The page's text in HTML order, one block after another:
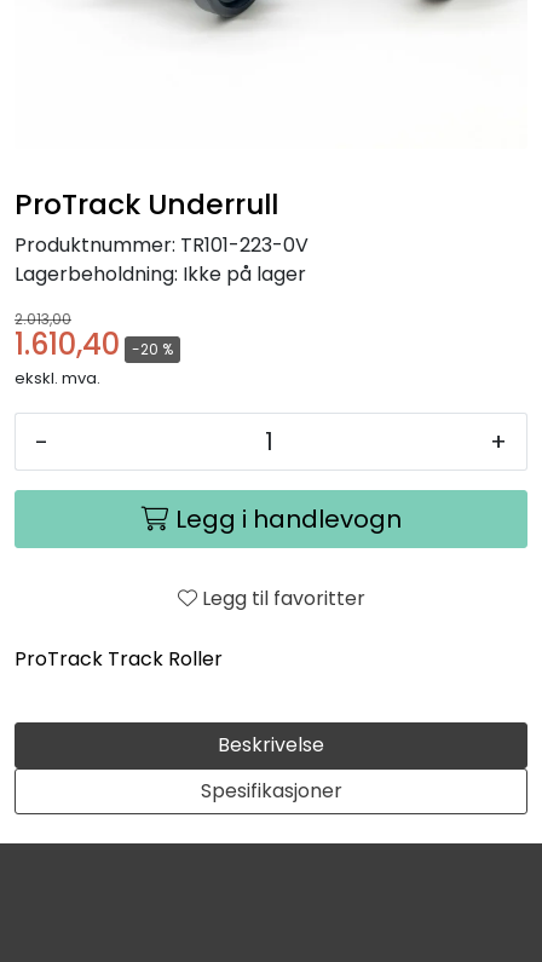
ProTrack Underrull
Produktnummer: TR101-223-0V
Lagerbeholdning: Ikke på lager
2.013,00
1.610,40 -20 %
ekskl. mva.
- +
Legg i handlevogn
Legg til favoritter
ProTrack Track Roller
Beskrivelse
Spesifikasjoner